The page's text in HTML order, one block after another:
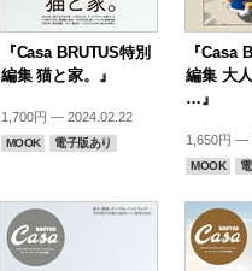
『Casa BRUTUS特別
編集 猫と家。』
1,700円 — 2024.02.22
MOOK 電子版あり
『Casa
編集 大
…』
1,650円 —
MOOK